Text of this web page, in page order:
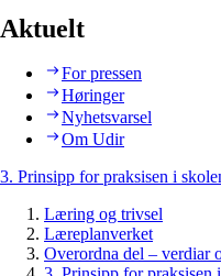
Aktuelt
For pressen
Høringer
Nyhetsvarsel
Om Udir
3. Prinsipp for praksisen i
Læring og trivsel
Læreplanverket
Overordna del – verdiar